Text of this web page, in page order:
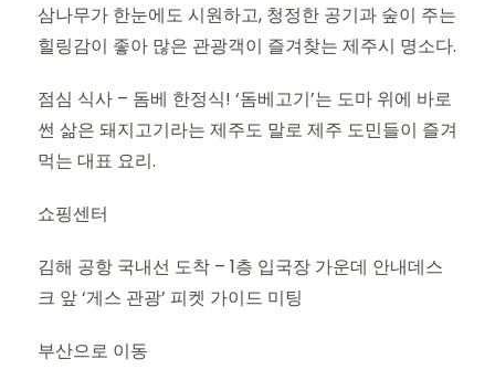
삼나무가 한눈에도 시원하고, 청정한 공기과 숲이 주는
힐링감이 좋아 많은 관광객이 즐겨찾는 제주시 명소다.
점심 식사 – 돔베 한정식! ‘돔베고기’는 도마 위에 바로
썬 삶은 돼지고기라는 제주도 말로 제주 도민들이 즐겨
먹는 대표 요리.
쇼핑센터
김해 공항 국내선 도착 – 1층 입국장 가운데 안내데스
크 앞 ‘게스 관광’ 피켓 가이드 미팅
부산으로 이동